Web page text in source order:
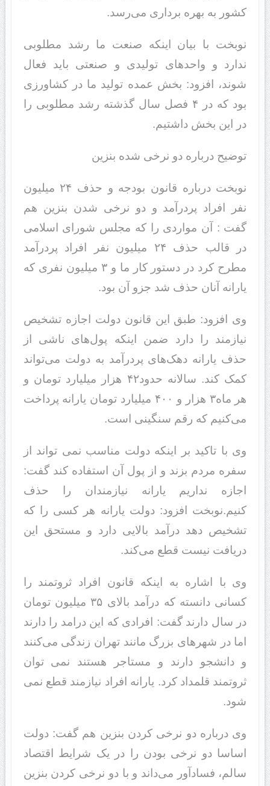
کشور به بهره برداری می‌رسد.
نوبخت با بیان اینکه صنعت ما رشد مطلوبی
ندارد و واحدهای تولیدی و صنعتی باید فعال
شوند، افزود: بخش عمده تولید ما در کشاورزی
بود که در ۴ فصل سال گذشته رشد مطلوبی را
در این بخش داشتیم.
توضیح درباره دو نرخی شده بنزین
نوبخت درباره قانون بودجه و حذف ۲۴ میلیون
نفر افراد پردرآمد و دو نرخی شدن بنزین هم
گفت : آن مواردی را که مجلس شورای اسلامی
در قالب حذف ۲۴ میلیون نفر افراد پردرآمد
مطرح کرد در دستور کار ما و ۳ میلیون نفری که
یارانه آنان حذف شد جزو آن بود.
وی افزود: طبق این قانون دولت اجازه تشخیص
نیازمند را دارد ضمن اینکه پول‌های ناشی از
حذف یارانه دهک‌های پردرآمد به دولت می‌تواند
کمک کند. سالانه حدود۴۲ هزار میلیارد تومان و
هر ماه۳ هزار و ۴۰۰ میلیارد تومان یارانه پرداخت
می‌کنیم که رقم سنگینی است.
وی با تاکید بر اینکه دولت مناسب نمی تواند از
سفره مردم بزند و از پول آن استفاده کند گفت:
اجازه نداریم یارانه نیازمندان را حذف
کنیم.نوبخت افزود: ‌دولت یارانه هر کسی را که
تشخیص دهد درآمد بالایی دارد و مستحق این
دریافت نیست قطع می‌کند.
وی با اشاره به اینکه قانون افراد ثروتمند را
کسانی دانسته که درآمد بالای ۳۵ میلیون تومان
در سال دارند گفت: افرادی که این درامد را دارند
اما در شهرهای بزرگ مانند تهران زندگی می‌کنند
و دانشجو دارند و مستاجر هستند نمی توان
ثروتمند قلمداد کرد. یارانه افراد نیازمند قطع نمی
شود.
وی درباره دو نرخی کردن بنزین هم گفت: دولت
اساسا دو نرخی بودن را در یک شرایط اقتصاد
سالم، فسادآور می‌داند و با دو نرخی کردن بنزین